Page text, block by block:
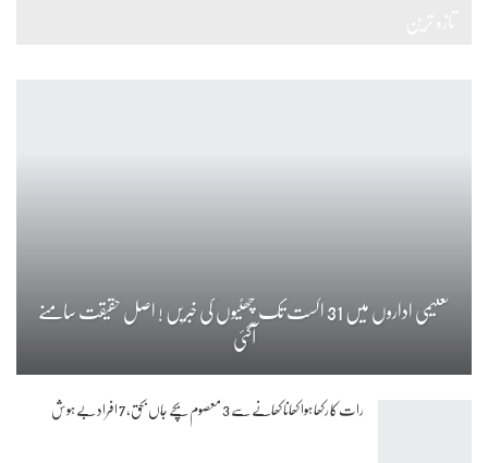
تعلیمی اداروں میں 31 اگست تک چھٹیوں کی خبریں ! اصل حقیقت سامنے
آگئی
رات کا رکھا ہوا کھانا کھانے سے 3 معصوم بچے جاں بحق، 7 افراد بے ہوش